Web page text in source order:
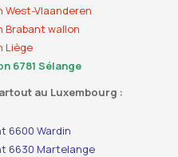
West-Vlaanderen
Brabant wallon
Liège
6781 Sélange
au Luxembourg :
6600 Wardin
6630 Martelange